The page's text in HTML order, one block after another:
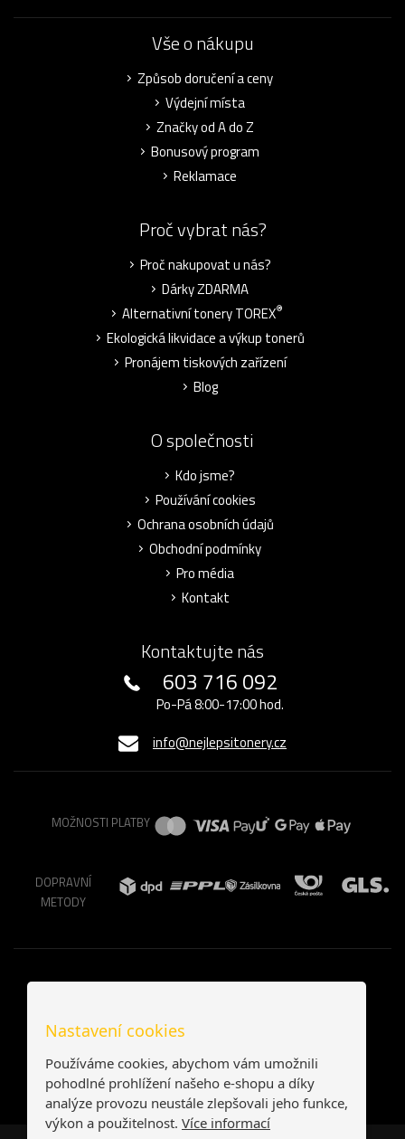
Vše o nákupu
Způsob doručení a ceny
Výdejní místa
Značky od A do Z
Bonusový program
Reklamace
Proč vybrat nás?
Proč nakupovat u nás?
Dárky ZDARMA
Alternativní tonery TOREX®
Ekologická likvidace a výkup tonerů
Pronájem tiskových zařízení
Blog
O společnosti
Kdo jsme?
Používání cookies
Ochrana osobních údajů
Obchodní podmínky
Pro média
Kontakt
Kontaktujte nás
603 716 092
Po-Pá 8:00-17:00 hod.
info@nejlepsitonery.cz
MOŽNOSTI PLATBY
DOPRAVNÍ
METODY
Nastavení cookies
Používáme cookies, abychom vám umožnili
pohodlné prohlížení našeho e-shopu a díky
analýze provozu neustále zlepšovali jeho funkce,
výkon a použitelnost. Více informací